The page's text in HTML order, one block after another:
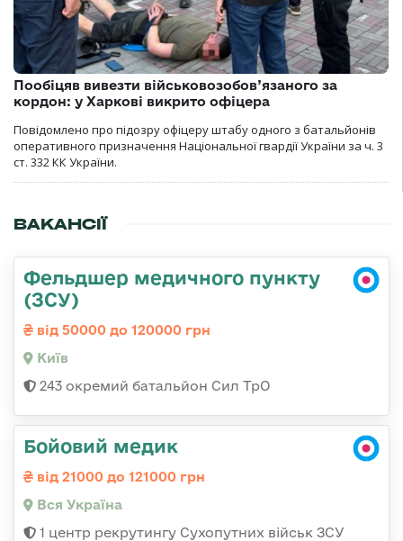
Пообіцяв вивезти військовозобов’язаного за
кордон: у Харкові викрито офіцера
Повідомлено про підозру офіцеру штабу одного з батальйонів
оперативного призначення Національної гвардії України за ч. 3
ст. 332 КК України.
ВАКАНСІЇ
Фельдшер медичного пункту
(ЗСУ)
від 50000 до 120000 грн
Київ
243 окремий батальйон Сил ТрО
Бойовий медик
від 21000 до 121000 грн
Вся Україна
1 центр рекрутингу Сухопутних військ ЗСУ